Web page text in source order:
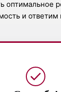
оптимальное
и ответим